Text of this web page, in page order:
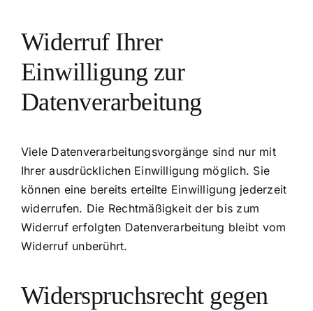
Widerruf Ihrer
Einwilligung zur
Datenverarbeitung
Viele Datenverarbeitungsvorgänge sind nur mit
Ihrer ausdrücklichen Einwilligung möglich. Sie
können eine bereits erteilte Einwilligung jederzeit
widerrufen. Die Rechtmäßigkeit der bis zum
Widerruf erfolgten Datenverarbeitung bleibt vom
Widerruf unberührt.
Widerspruchsrecht gegen